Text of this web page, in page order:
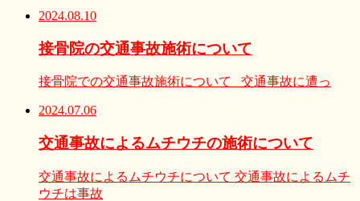
2024.08.10
接骨院の交通事故施術について
接骨院での交通事故施術について 交通事故に遭っ
2024.07.06
交通事故によるムチウチの施術について
交通事故によるムチウチについて 交通事故によるムチ
ウチは事故